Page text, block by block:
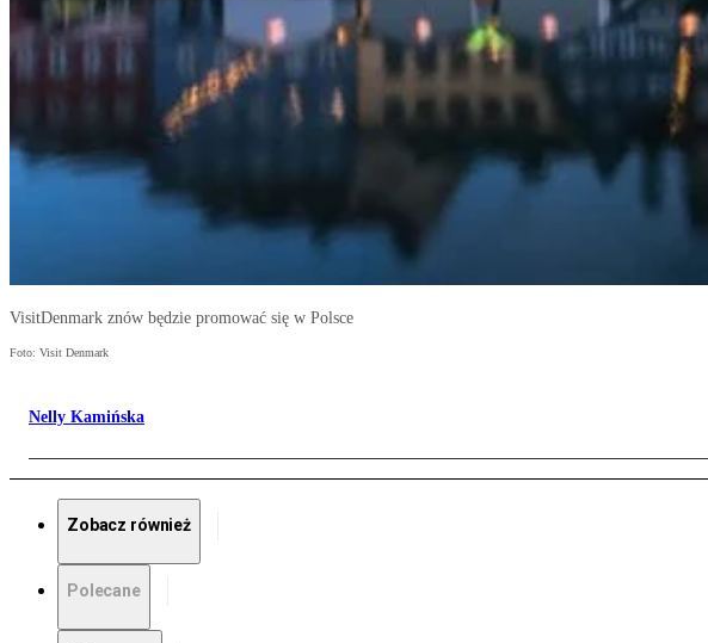
VisitDenmark znów będzie promować się w Polsce
Foto: Visit Denmark
Nelly Kamińska
Zobacz również
Polecane